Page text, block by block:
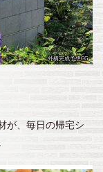
外構完成予想CG
が、毎日の帰宅シ